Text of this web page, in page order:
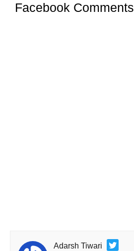
Facebook Comments
Adarsh Tiwari